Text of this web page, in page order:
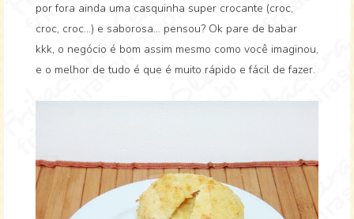
por fora ainda uma casquinha super crocante (croc,
croc, croc...) e saborosa... pensou? Ok pare de babar
kkk, o negócio é bom assim mesmo como você imaginou,
e o melhor de tudo é que é muito rápido e fácil de fazer.